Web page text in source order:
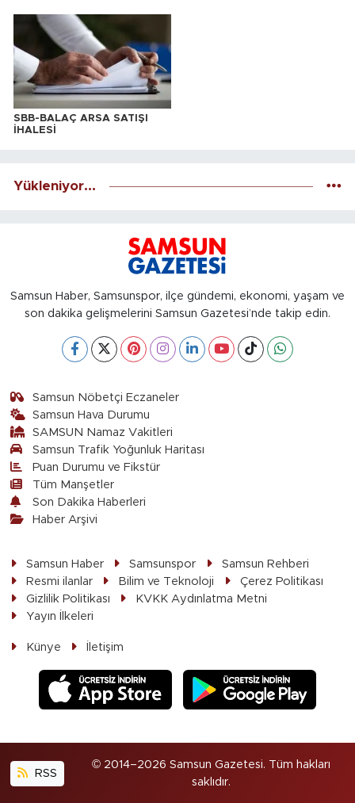
SBB-BALAÇ ARSA SATIŞI
İHALESİ
Yükleniyor...
Samsun Haber, Samsunspor, ilçe gündemi, ekonomi, yaşam ve
son dakika gelişmelerini Samsun Gazetesi’nde takip edin.
Samsun Nöbetçi Eczaneler
Samsun Hava Durumu
SAMSUN Namaz Vakitleri
Samsun Trafik Yoğunluk Haritası
Puan Durumu ve Fikstür
Tüm Manşetler
Son Dakika Haberleri
Haber Arşivi
Samsun Haber Samsunspor
Samsun Rehberi
Resmi ilanlar
Bilim ve Teknoloji
Çerez Politikası
Gizlilik Politikası
KVKK Aydınlatma Metni
Yayın İlkeleri
Künye İletişim
RSS
© 2014–2026 Samsun Gazetesi. Tüm hakları
saklıdır.